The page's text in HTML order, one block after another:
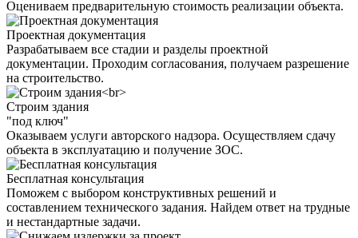
Оцениваем предварительную стоимость реализации объекта.
Проектная документация
Разрабатываем все стадии и разделы проектной
документации. Проходим согласования, получаем разрешение
на строительство.
Строим здания
"под ключ"
Оказываем услуги авторского надзора. Осуществляем сдачу
объекта в эксплуатацию и получение ЗОС.
Бесплатная консультация
Поможем с выбором конструктивных решений и
составлением технического задания. Найдем ответ на трудные
и нестандартные задачи.